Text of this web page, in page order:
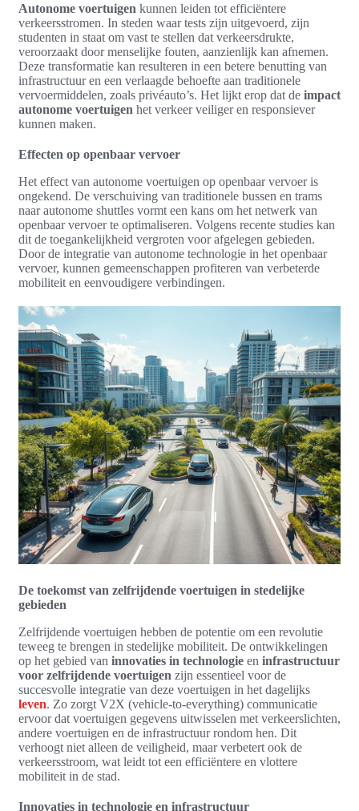
Autonome voertuigen kunnen leiden tot efficiëntere
verkeersstromen. In steden waar tests zijn uitgevoerd, zijn
studenten in staat om vast te stellen dat verkeersdrukte,
veroorzaakt door menselijke fouten, aanzienlijk kan afnemen.
Deze transformatie kan resulteren in een betere benutting van
infrastructuur en een verlaagde behoefte aan traditionele
vervoermiddelen, zoals privéauto’s. Het lijkt erop dat de impact
autonome voertuigen het verkeer veiliger en responsiever
kunnen maken.
Effecten op openbaar vervoer
Het effect van autonome voertuigen op openbaar vervoer is
ongekend. De verschuiving van traditionele bussen en trams
naar autonome shuttles vormt een kans om het netwerk van
openbaar vervoer te optimaliseren. Volgens recente studies kan
dit de toegankelijkheid vergroten voor afgelegen gebieden.
Door de integratie van autonome technologie in het openbaar
vervoer, kunnen gemeenschappen profiteren van verbeterde
mobiliteit en eenvoudigere verbindingen.
De toekomst van zelfrijdende voertuigen in stedelijke
gebieden
Zelfrijdende voertuigen hebben de potentie om een revolutie
teweeg te brengen in stedelijke mobiliteit. De ontwikkelingen
op het gebied van innovaties in technologie en infrastructuur
voor zelfrijdende voertuigen zijn essentieel voor de
succesvolle integratie van deze voertuigen in het dagelijks
leven. Zo zorgt V2X (vehicle-to-everything) communicatie
ervoor dat voertuigen gegevens uitwisselen met verkeerslichten,
andere voertuigen en de infrastructuur rondom hen. Dit
verhoogt niet alleen de veiligheid, maar verbetert ook de
verkeersstroom, wat leidt tot een efficiëntere en vlottere
mobiliteit in de stad.
Innovaties in technologie en infrastructuur